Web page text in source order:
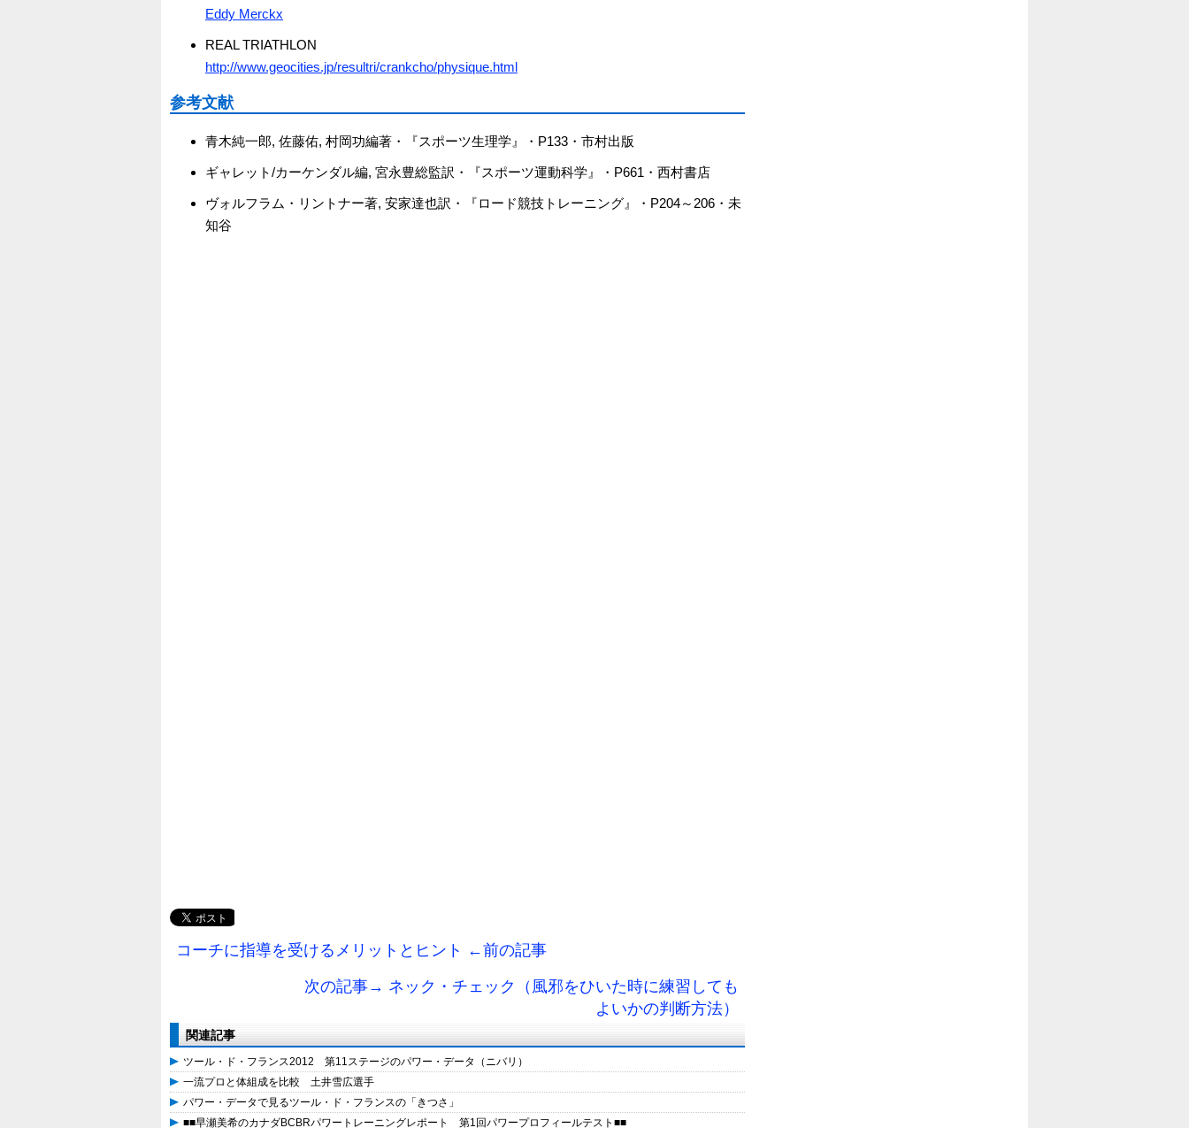
Eddy Merckx
REAL TRIATHLON
http://www.geocities.jp/resultri/crankcho/physique.html
参考文献
青木純一郎, 佐藤佑, 村岡功編著・『スポーツ生理学』・P133・市村出版
ギャレット/カーケンダル編, 宮永豊総監訳・『スポーツ運動科学』・P661・西村書店
ヴォルフラム・リントナー著, 安家達也訳・『ロード競技トレーニング』・P204～206・未
知谷
コーチに指導を受けるメリットとヒント ←前の記事
次の記事→ ネック・チェック（風邪をひいた時に練習しても
よいかの判断方法）
関連記事
ツール・ド・フランス2012 第11ステージのパワー・データ（ニバリ）
一流プロと体組成を比較 土井雪広選手
パワー・データで見るツール・ド・フランスの「きつさ」
■■早瀬美希のカナダBCBRパワートレーニングレポート 第1回パワープロフィールテスト■■